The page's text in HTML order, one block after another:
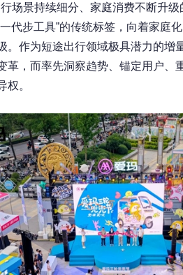
场景持续细分、家庭消费不断升
代步工具”的传统标签，向着家庭
。作为短途出行领域极具潜力的增
革，而率先洞察趋势、锚定用户、
权。